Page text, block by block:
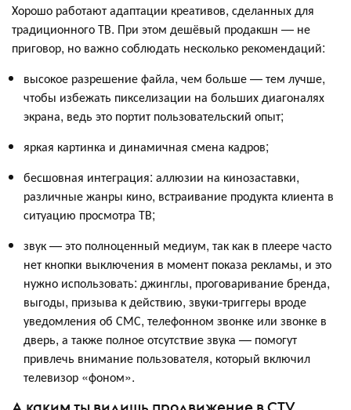
Хорошо работают адаптации креативов, сделанных для
традиционного ТВ. При этом дешёвый продакшн — не
приговор, но важно соблюдать несколько рекомендаций:
высокое разрешение файла, чем больше — тем лучше,
чтобы избежать пикселизации на больших диагоналях
экрана, ведь это портит пользовательский опыт;
яркая картинка и динамичная смена кадров;
бесшовная интеграция: аллюзии на кинозаставки,
различные жанры кино, встраивание продукта клиента в
ситуацию просмотра ТВ;
звук — это полноценный медиум, так как в плеере часто
нет кнопки выключения в момент показа рекламы, и это
нужно использовать: джинглы, проговаривание бренда,
выгоды, призыва к действию, звуки-триггеры вроде
уведомления об СМС, телефонном звонке или звонке в
дверь, а также полное отсутствие звука — помогут
привлечь внимание пользователя, который включил
телевизор «фоном».